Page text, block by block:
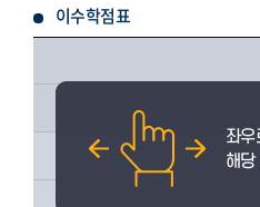
이수학점표